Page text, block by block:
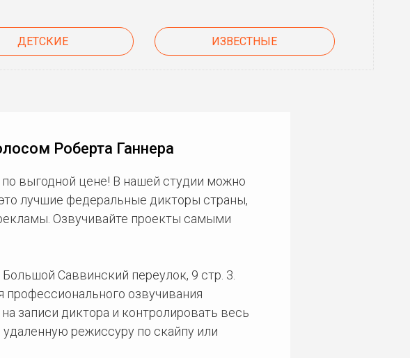
ДЕТСКИЕ ИЗВЕСТНЫЕ
Роберта Ганнера
по выгодной цене! В нашей студии можно
лучшие федеральные дикторы страны,
Озвучивайте проекты самыми
Большой Саввинский переулок, 9 стр. 3.
озвучивания
записи диктора и контролировать весь
режиссуру по скайпу или